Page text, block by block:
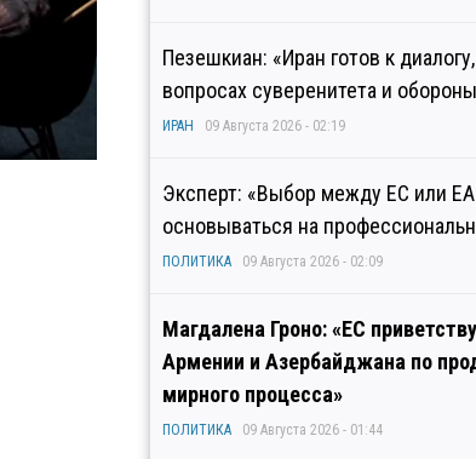
Пезешкиан: «Иран готов к
вопросах суверенитета и
ИРАН 09 Августа 2026 - 02:19
Эксперт: «Выбор между ЕС или
основываться на
ПОЛИТИКА 09 Августа 2026 - 02:09
Магдалена Гроно: «ЕС
Армении и Азербайджана по
мирного процесса»
ПОЛИТИКА 09 Августа 2026 - 01:44